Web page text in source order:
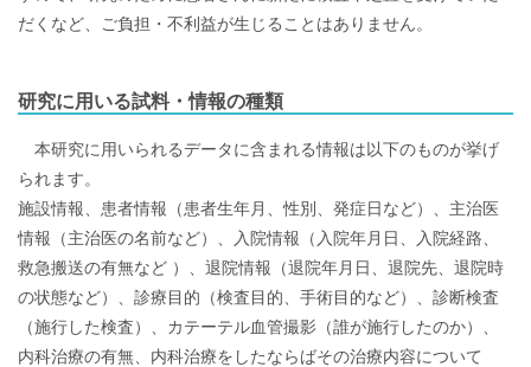
だくなど、ご負担・不利益が生じることはありません。
研究に用いる試料・情報の種類
本研究に用いられるデータに含まれる情報は以下のものが挙げ
られます。
施設情報、患者情報（患者生年月、性別、発症日など）、主治医
情報（主治医の名前など）、入院情報（入院年月日、入院経路、
救急搬送の有無など ）、退院情報（退院年月日、退院先、退院時
の状態など）、診療目的（検査目的、手術目的など）、診断検査
（施行した検査）、カテーテル血管撮影（誰が施行したのか）、
内科治療の有無、内科治療をしたならばその治療内容について